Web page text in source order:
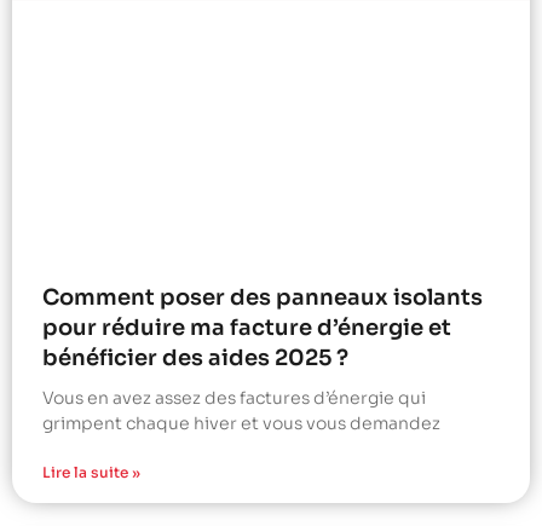
Comment poser des panneaux isolants
pour réduire ma facture d’énergie et
bénéficier des aides 2025 ?
Vous en avez assez des factures d’énergie qui
grimpent chaque hiver et vous vous demandez
Lire la suite »